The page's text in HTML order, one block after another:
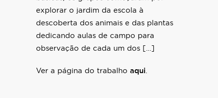
explorar o jardim da escola à
descoberta dos animais e das plantas
dedicando aulas de campo para
observação de cada um dos […]
Ver a página do trabalho aqui